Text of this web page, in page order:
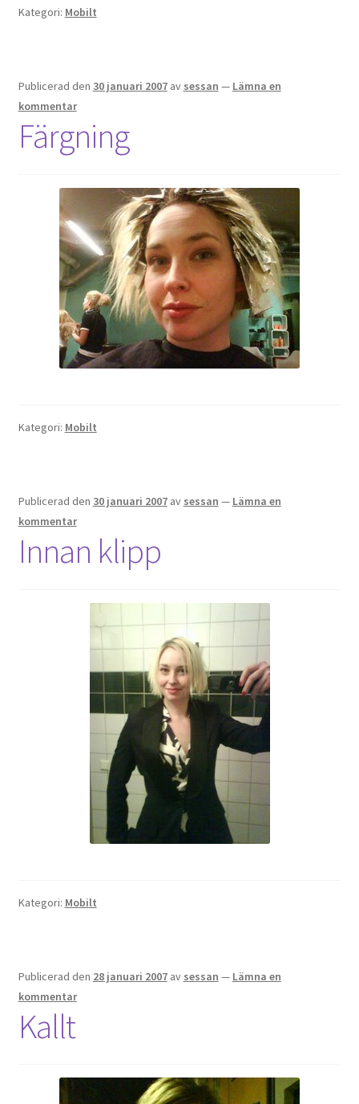
Kategori: Mobilt
Publicerad den 30 januari 2007 av sessan — Lämna en
kommentar
Färgning
Kategori: Mobilt
Publicerad den 30 januari 2007 av sessan — Lämna en
kommentar
Innan klipp
Kategori: Mobilt
Publicerad den 28 januari 2007 av sessan — Lämna en
kommentar
Kallt